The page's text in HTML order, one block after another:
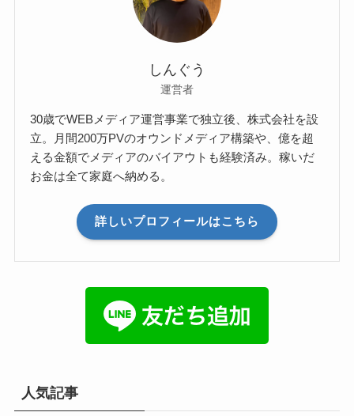
しんぐう
運営者
30歳でWEBメディア運営事業で独立後、株式会社を設
立。月間200万PVのオウンドメディア構築や、億を超
える金額でメディアのバイアウトも経験済み。稼いだ
お金は全て家庭へ納める。
詳しいプロフィールはこちら
人気記事